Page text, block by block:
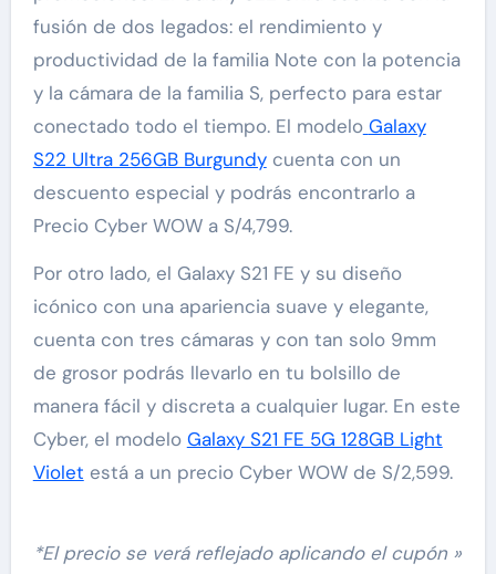
fusión de dos legados: el rendimiento y
productividad de la familia Note con la potencia
y la cámara de la familia S, perfecto para estar
conectado todo el tiempo. El modelo Galaxy
S22 Ultra 256GB Burgundycuenta con un
descuento especial y podrás encontrarlo a
Precio Cyber WOW a S/4,799.
Por otro lado, el Galaxy S21 FE y su diseño
icónico con una apariencia suave y elegante,
cuenta con tres cámaras y con tan solo 9mm
de grosor podrás llevarlo en tu bolsillo de
manera fácil y discreta a cualquier lugar. En este
Cyber, el modelo Galaxy S21 FE 5G 128GB Light
Violet está a un precio Cyber WOW de S/2,599.
*El precio se verá reflejado aplicando el cupón »